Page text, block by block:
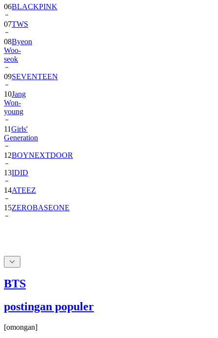
06BLACKPINK
07TWS
08Byeon
Woo-
seok
09SEVENTEEN
10Jang
Won-
young
11Girls'
Generation
12BOYNEXTDOOR
13IDID
14ATEEZ
15ZEROBASEONE
BTS
postingan populer
[omongan]